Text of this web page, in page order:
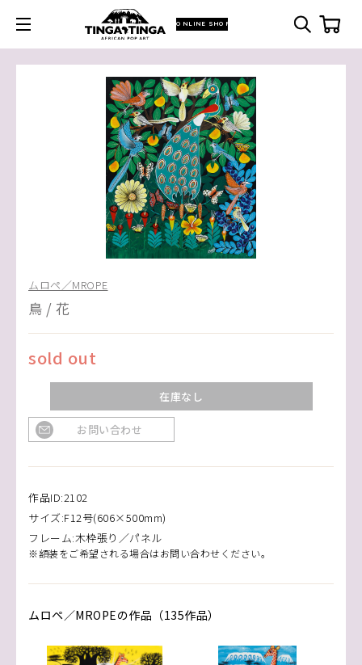
ONLINE SHOP
ムロペ／MROPE
鳥 / 花
sold out
在庫なし
お問い合わせ
作品ID:2102
サイズ:F12号(606×500mm)
フレーム:木枠張り／パネル
※額装をご希望される場合はお問い合わせください。
ムロペ／MROPEの作品（135作品）